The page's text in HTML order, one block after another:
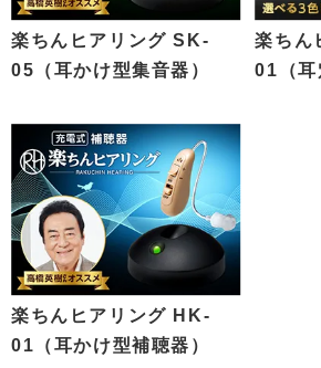
楽ちんヒアリング SK-
05（耳かけ型集音器）
楽ちん
01（耳
楽ちんヒアリング HK-
01（耳かけ型補聴器）